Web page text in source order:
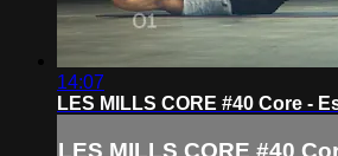
14:07
LES MILLS CORE #40 Core -
LES MILLS CORE #40